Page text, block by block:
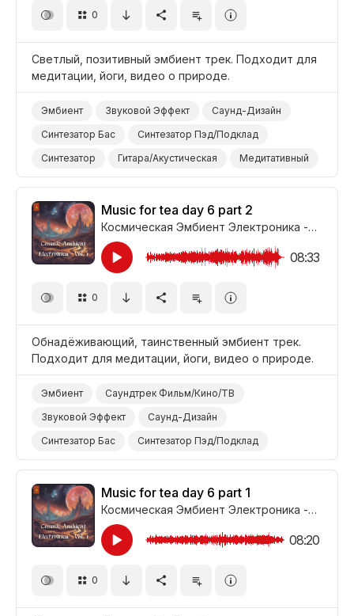
0
Светлый, позитивный эмбиент трек. Подходит для
медитации, йоги, видео о природе.
Эмбиент Звуковой Эффект
Саунд-Дизайн
Синтезатор Бас
Синтезатор Пэд/Подклад
Синтезатор
Гитара/Акустическая
Медитативный
Позитивный
Прохладный Природа
Йога
Медитация
Music for tea day 6 part 2
Космическая Эмбиент Электроника - Часть 1
08:33
0
Обнадёживающий, таинственный эмбиент трек.
Подходит для медитации, йоги, видео о природе.
Эмбиент
Саундтрек Фильм/Кино/ТВ
Звуковой Эффект
Саунд-Дизайн
Синтезатор Бас
Синтезатор Пэд/Подклад
Синтезатор
Медитативный
Таинственный
Природа
Йога Медитация
Music for tea day 6 part 1
Космическая Эмбиент Электроника - Часть 1
08:20
0